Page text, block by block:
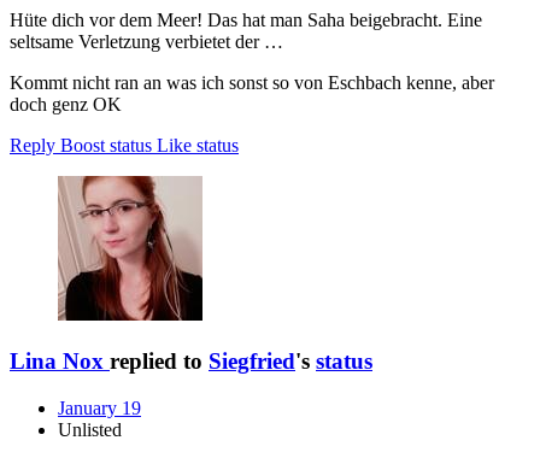
Hüte dich vor dem Meer! Das hat man Saha beigebracht. Eine
seltsame Verletzung verbietet der …
Kommt nicht ran an was ich sonst so von Eschbach kenne, aber
doch genz OK
Reply Boost status Like status
Lina Nox replied to Siegfried's status
January 19
Unlisted